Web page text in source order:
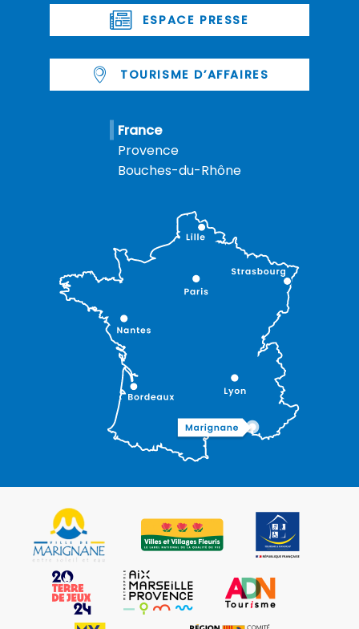
ESPACE PRESSE
TOURISME D’AFFAIRES
France
Provence
Bouches-du-Rhône